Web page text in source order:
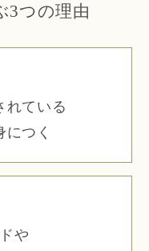
3つの理由
れている
つく
や